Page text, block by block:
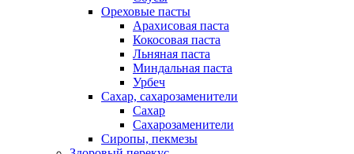
Ореховые пасты
Арахисовая паста
Кокосовая паста
Льняная паста
Миндальная паста
Урбеч
Сахар, сахарозаменители
Сахар
Сахарозаменители
Сиропы, пекмезы